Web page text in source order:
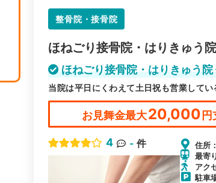
整骨院・接骨院
ほねごり接骨院・はりきゅう
ほねごり接骨院・はりきゅう
当院は平日にくわえて土日祝も営業して
お見舞金最大20,000円
4 - 件
住所
最寄
アク
駐車